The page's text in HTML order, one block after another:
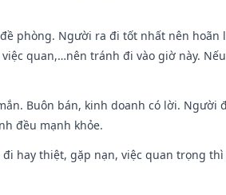
phòng. Người ra đi tốt nhất nên hoãn
quan,…nên tránh đi vào giờ này.
Buôn bán, kinh doanh có lời. Người
đều mạnh khỏe.
hay thiệt, gặp nạn, việc quan trọng